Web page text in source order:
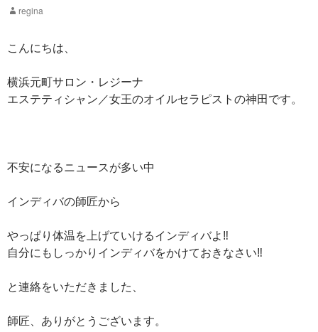
regina
こんにちは、
横浜元町サロン・レジーナ
エステティシャン／女王のオイルセラピストの神田です。
不安になるニュースが多い中
インディバの師匠から
やっぱり体温を上げていけるインディバよ‼️
自分にもしっかりインディバをかけておきなさい‼️
と連絡をいただきました、
師匠、ありがとうございます。